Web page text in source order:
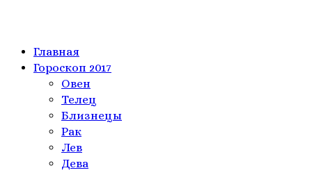
Главная
Гороскоп 2017
Овен
Телeц
Близнецы
Рак
Лев
Дева